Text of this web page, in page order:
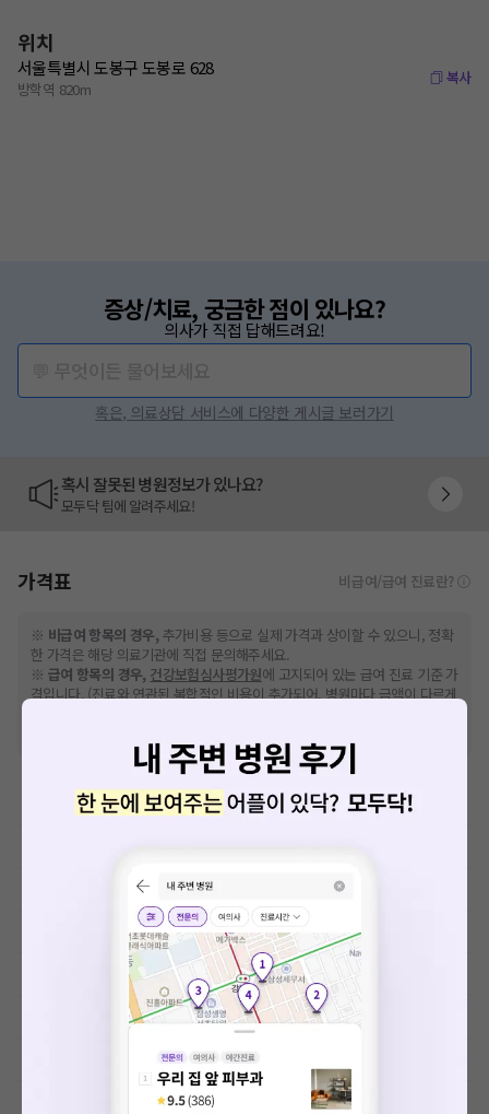
위치
서울특별시 도봉구 도봉로 628
방학역 820m
복사
증상/치료, 궁금한 점이 있나요?
의사가 직접 답해드려요!
혹은, 의료상담 서비스에 다양한 게시글 보러가기
혹시 잘못된 병원정보가 있나요?
모두닥 팀에 알려주세요!
가격표 비급여/급여 진료란?
※ 비급여 항목의 경우, 추가비용 등으로 실제 가격과 상이할 수 있으니, 정확
한 가격은 해당 의료기관에 직접 문의해주세요.
※ 급여 항목의 경우, 건강보험심사평가원에 고지되어 있는 급여 진료 기준 가
격입니다. (진료와 연관된 복합적인 비용이 추가되어, 병원마다 금액이 다르게
이학요법료
초음파 검사료(기본초음파)
초음파 검사료(진단초음파)
초음파 검사료(유도 초음파)
내시경, 천자 및 생검료